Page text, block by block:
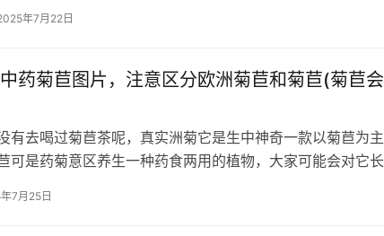
年7月22日
药菊苣图片，注意区分欧洲菊苣和菊苣(菊苣
有去喝过菊苣茶呢，真实洲菊它是生中神奇一款以菊苣为
可是药菊意区养生一种药食两用的植物，大家可能会对它
和菊苣菊苣比较好奇的，它和一种…
7月25日